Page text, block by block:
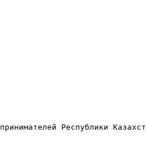
Республики